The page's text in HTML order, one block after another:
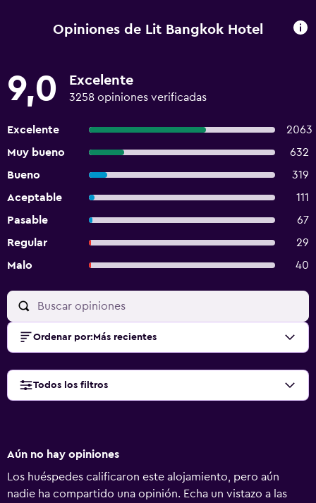
Opiniones de Lit Bangkok Hotel
9,0 Excelente
3258 opiniones verificadas
Excelente
2063
Muy bueno
632
Bueno
319
Aceptable
111
Pasable
67
Regular
29
Malo
40
Ordenar por: Más recientes
Todos los filtros
Aún no hay opiniones
Los huéspedes calificaron este alojamiento, pero aún
nadie ha compartido una opinión. Echa un vistazo a las